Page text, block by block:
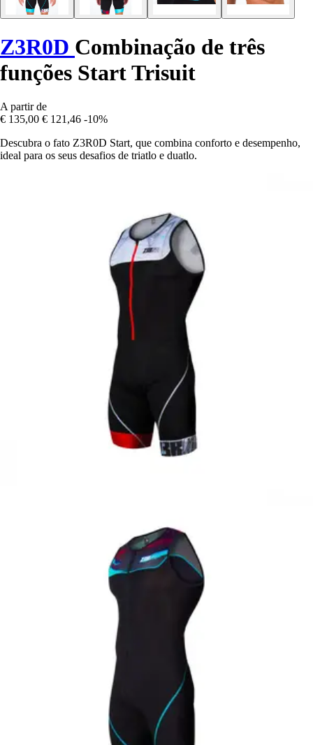
Z3R0D Combinação de três
funções Start Trisuit
A partir de
€ 135,00 € 121,46 -10%
Descubra o fato Z3R0D Start, que combina conforto e desempenho,
ideal para os seus desafios de triatlo e duatlo.